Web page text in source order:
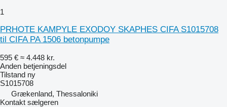
1
PRHOTE KAMPYLE EXODOY SKAPHES CIFA S1015708
til CIFA PA 1506 betonpumpe
595 € ≈ 4.448 kr.
Anden betjeningsdel
Tilstand ny
S1015708
Grækenland, Thessaloniki
Kontakt sælgeren